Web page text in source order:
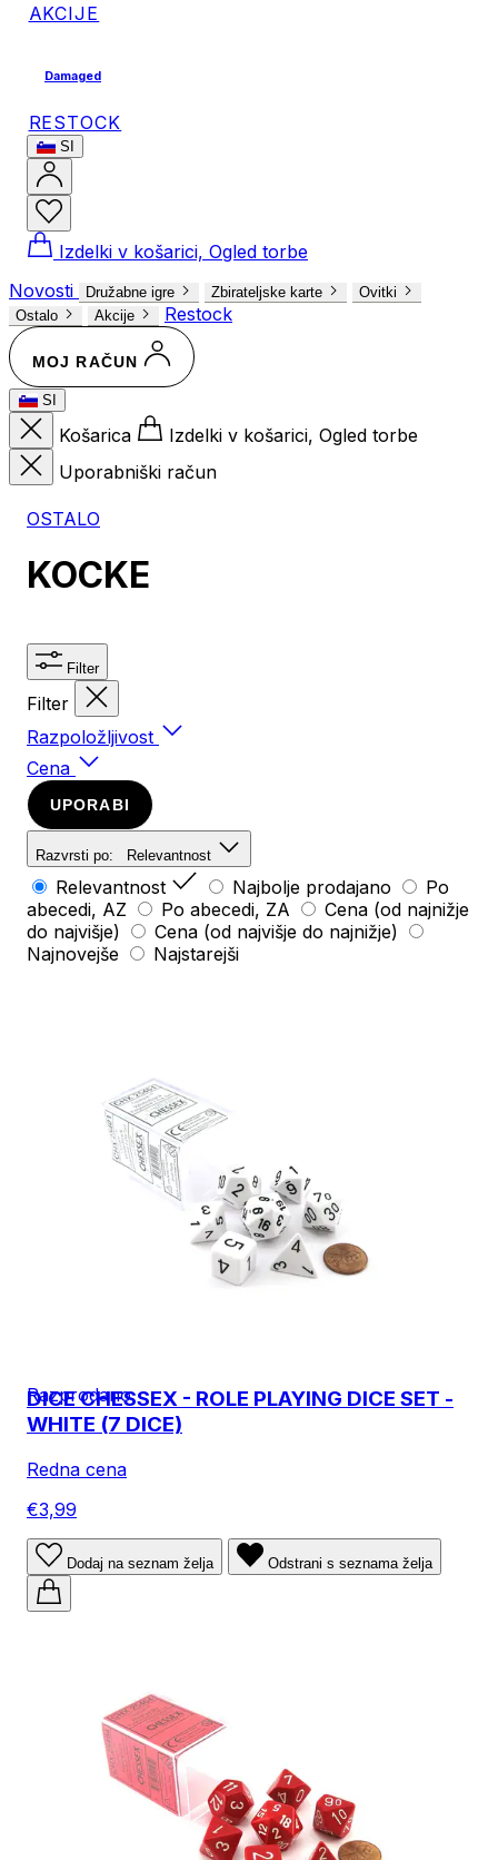
AKCIJE
Damaged
RESTOCK
SI
Izdelki v košarici, Ogled torbe
Novosti
Družabne igre Zbirateljske karte
Ovitki
Ostalo
Akcije Restock
MOJ RAČUN
SI
Košarica
Izdelki v košarici, Ogled torbe
Uporabniški račun
OSTALO
KOCKE
Filter
Filter
Razpoložljivost
Cena
UPORABI
Razvrsti po: Relevantnost
Relevantnost Najbolje prodajano
Po
abecedi, AZ
Po abecedi, ZA
Cena (od najnižje
do najvišje)
Cena (od najvišje do najnižje)
Najnovejše
Najstarejši
Razprodano
DICE CHESSEX - ROLE PLAYING DICE SET -
WHITE (7 DICE)
Redna cena
€3,99
Dodaj na seznam želja Odstrani s seznama želja